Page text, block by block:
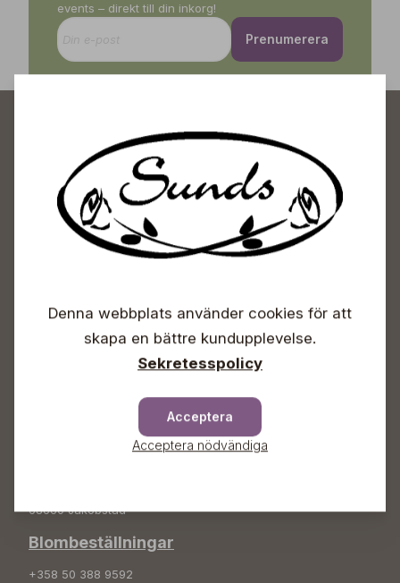
events – direkt till din inkorg!
Prenumerera
Sunds Trädgårdscenter
Lördagar 09-16
Söndagar Självbetjäning
68660 Jakobstad
Blombeställningar
+358 50 388 9592
Denna webbplats använder cookies för att
skapa en bättre kundupplevelse.
Sekretesspolicy
Acceptera
Acceptera nödvändiga